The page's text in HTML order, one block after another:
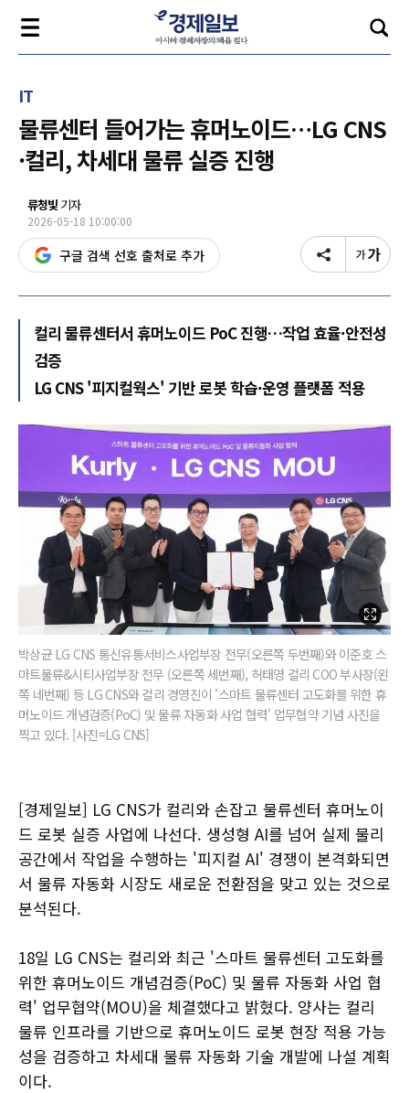
IT
물류센터 들어가는 휴머노이드…LG CNS
·컬리, 차세대 물류 실증 진행
류청빛 기자
2026-05-18 10:00:00
구글 검색 선호 출처로 추가
컬리 물류센터서 휴머노이드 PoC 진행…작업 효율·안전성
검증
LG CNS '피지컬웍스' 기반 로봇 학습·운영 플랫폼 적용
박상균 LG CNS 통신유통서비스사업부장 전무(오른쪽 두번째)와 이준호 스
마트물류&시티사업부장 전무 (오른쪽 세번째), 허태영 컬리 COO 부사장(왼
쪽 네번째) 등 LG CNS와 컬리 경영진이 '스마트 물류센터 고도화를 위한 휴
머노이드 개념검증(PoC) 및 물류 자동화 사업 협력' 업무협약 기념 사진을
찍고 있다. [사진=LG CNS]
[경제일보] LG CNS가 컬리와 손잡고 물류센터 휴머노이
드 로봇 실증 사업에 나선다. 생성형 AI를 넘어 실제 물리
공간에서 작업을 수행하는 '피지컬 AI' 경쟁이 본격화되면
서 물류 자동화 시장도 새로운 전환점을 맞고 있는 것으로
분석된다.
18일 LG CNS는 컬리와 최근 '스마트 물류센터 고도화를
위한 휴머노이드 개념검증(PoC) 및 물류 자동화 사업 협
력' 업무협약(MOU)을 체결했다고 밝혔다. 양사는 컬리
물류 인프라를 기반으로 휴머노이드 로봇 현장 적용 가능
성을 검증하고 차세대 물류 자동화 기술 개발에 나설 계획
이다.